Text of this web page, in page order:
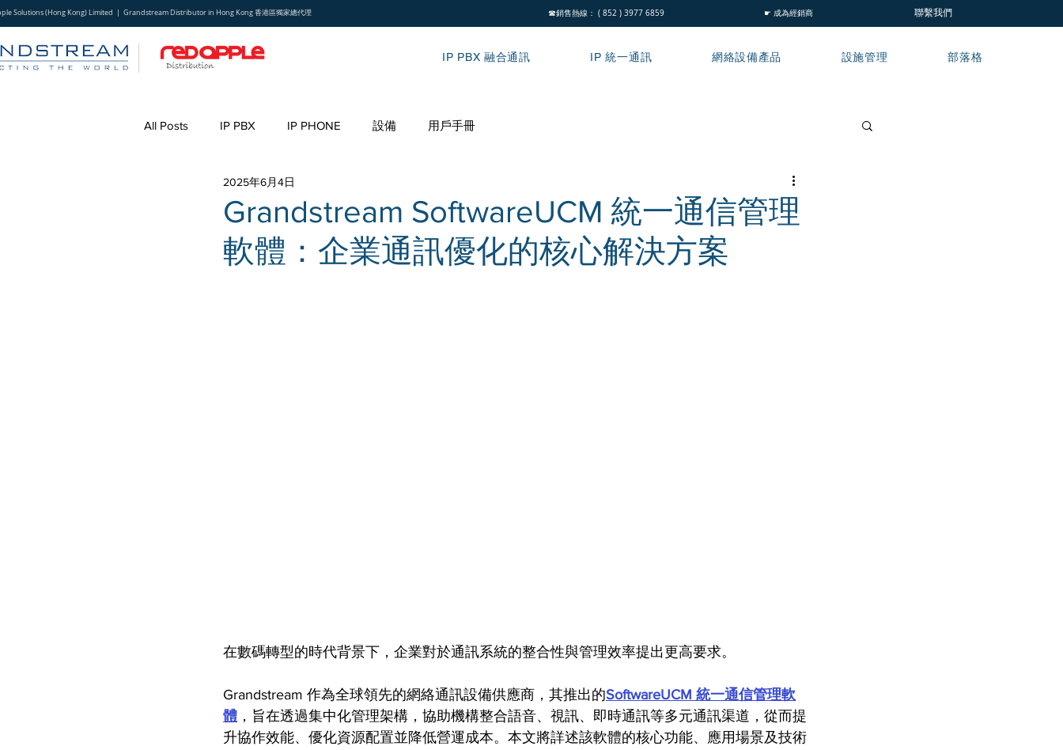
Solutions (Hong Kong) Limited | Grandstream Distributor in Hong Kong 香港區獨家總代理 ☎銷售熱線： ( 852 ) 3977 6859 ☛ 成為經銷商 聯繫我們
IP PBX 融合通訊 IP 統一通訊 網絡設備產品 設施管理 部落格
All Posts IP PBX IP PHONE 設備 用戶手冊
Grandstream SoftwareUCM 統一通信管理
軟體：企業通訊優化的核心解決方案
2025年6月4日
在數碼轉型的時代背景下，企業對於通訊系統的整合性與管理效率提出更高要求。
Grandstream 作為全球領先的網絡通訊設備供應商，其推出的SoftwareUCM 統一通信管理軟
體 ，旨在透過集中化管理架構，協助機構整合語音、視訊、即時通訊等多元通訊渠道，從而提
升協作效能、優化資源配置並降低營運成本。本文將詳述該軟體的核心功能、應用場景及技術